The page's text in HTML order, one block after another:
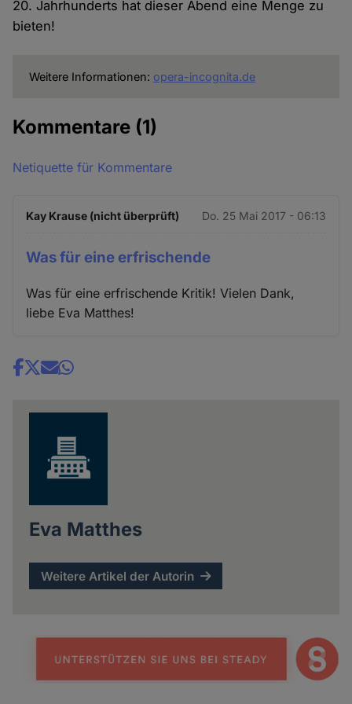
20. Jahrhunderts hat dieser Abend eine Menge zu
bieten!
Weitere Informationen: opera-incognita.de
Kommentare (1)
Netiquette für Kommentare
Kay Krause (nicht überprüft) Do. 25 Mai 2017 - 06:13
Was für eine erfrischende
Was für eine erfrischende Kritik! Vielen Dank,
liebe Eva Matthes!
Share
Eva Matthes
Weitere Artikel der Autorin